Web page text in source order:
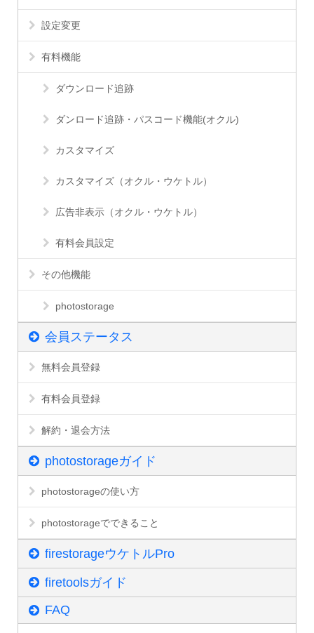
設定変更
有料機能
ダウンロード追跡
ダンロード追跡・パスコード機能(オクル)
カスタマイズ
カスタマイズ（オクル・ウケトル）
広告非表示（オクル・ウケトル）
有料会員設定
その他機能
photostorage
会員ステータス
無料会員登録
有料会員登録
解約・退会方法
photostorageガイド
photostorageの使い方
photostorageでできること
firestorageウケトルPro
firetoolsガイド
FAQ